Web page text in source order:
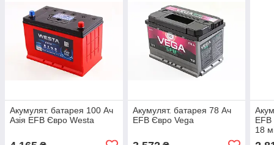
Акумулят. батарея 100 Ач
Азія EFB Євро Westa
Акумулят. батарея 78 Ач
EFB Євро Vega
EFB
18